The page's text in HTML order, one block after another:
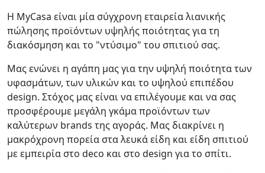
H MyCasa είναι μία σύγχρονη εταιρεία λιανικής
πώλησης προϊόντων υψηλής ποιότητας για τη
διακόσμηση και το "ντύσιμο" του σπιτιού σας.
Μας ενώνει η αγάπη μας για την υψηλή ποιότητα των
υφασμάτων, των υλικών και το υψηλού επιπέδου
design. Στόχος μας είναι να επιλέγουμε και να σας
προσφέρουμε μεγάλη γκάμα προϊόντων των
καλύτερων brands της αγοράς. Μας διακρίνει η
μακρόχρονη πορεία στα λευκά είδη και είδη σπιτιού
με εμπειρία στο deco και στο design για το σπίτι.